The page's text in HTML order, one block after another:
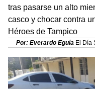
tras pasarse un alto
casco y chocar contra
Héroes de Tampico
Por: Everardo Eguía El Día